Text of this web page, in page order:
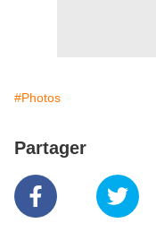
#Photos
Partager